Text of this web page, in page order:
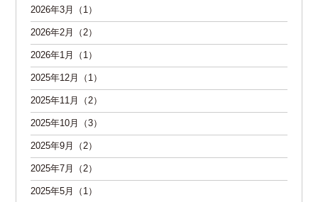
2026年3月（1）
2026年2月（2）
2026年1月（1）
2025年12月（1）
2025年11月（2）
2025年10月（3）
2025年9月（2）
2025年7月（2）
2025年5月（1）